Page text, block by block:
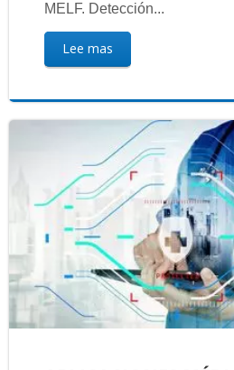
MELF. Detección...
Lee mas